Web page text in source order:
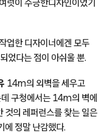
럿이 수긍한디자인이었기
업한 디자이너에겐 모두
었다는 점이 아쉬울 뿐.
14m의 외벽을 세우고
구청에서는 14m의 벽에
것의 레퍼런스를 찾는 일은
에 정말 난감했다.